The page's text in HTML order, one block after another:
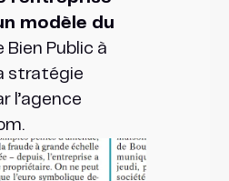
modèle du
Bien Public à
stratégie
l’agence